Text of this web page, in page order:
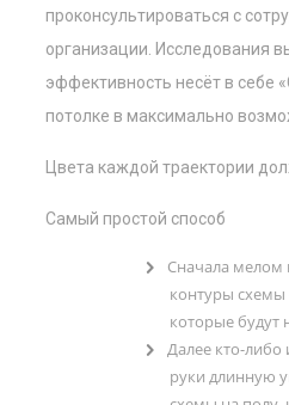
проконсультироваться с
организации. Исследования
эффективность несёт в себе
потолке в максимально
Цвета каждой траектории
Самый простой способ
Сначала мелом
контуры схемы
которые будут
Далее кто-либо
руки длинную